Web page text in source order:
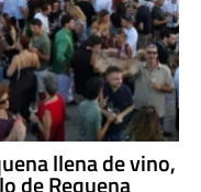
llena de vino,